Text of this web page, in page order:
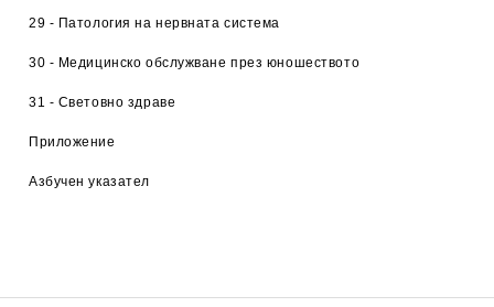
29 - Патология на нервната система
30 - Медицинско обслужване през юношеството
31 - Световно здраве
Приложение
Азбучен указател